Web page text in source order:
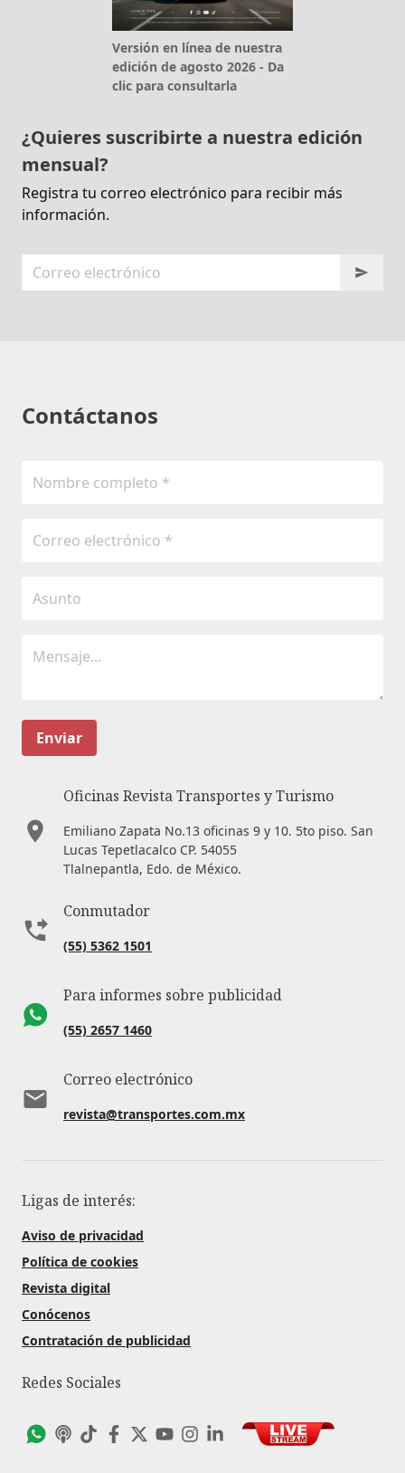
Versión en línea de nuestra
edición de agosto 2026 - Da
clic para consultarla
¿Quieres suscribirte a nuestra edición
mensual?
Registra tu correo electrónico para recibir más
información.
Contáctanos
Enviar
Oficinas Revista Transportes y Turismo
Emiliano Zapata No.13 oficinas 9 y 10. 5to piso. San
Lucas Tepetlacalco CP. 54055
Tlalnepantla, Edo. de México.
Conmutador
(55) 5362 1501
Para informes sobre publicidad
(55) 2657 1460
Correo electrónico
revista@transportes.com.mx
Ligas de interés:
Aviso de privacidad
Política de cookies
Revista digital
Conócenos
Contratación de publicidad
Redes Sociales